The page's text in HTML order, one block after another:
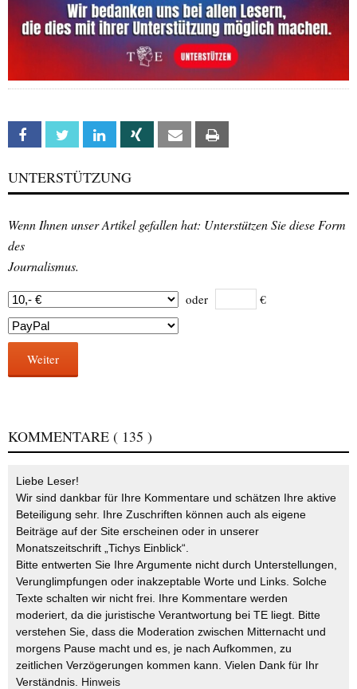
Facebook Twitter Linkedin Xing Email
UNTERSTÜTZUNG
Wenn Ihnen unser Artikel gefallen hat: Unterstützen Sie diese Form
des
Journalismus.
oder €
Weiter
KOMMENTARE ( 135 )
Liebe Leser!
Wir sind dankbar für Ihre Kommentare und schätzen Ihre aktive
Beteiligung sehr. Ihre Zuschriften können auch als eigene
Beiträge auf der Site erscheinen oder in unserer
Monatszeitschrift „Tichys Einblick“.
Bitte entwerten Sie Ihre Argumente nicht durch Unterstellungen,
Verunglimpfungen oder inakzeptable Worte und Links. Solche
Texte schalten wir nicht frei. Ihre Kommentare werden
moderiert, da die juristische Verantwortung bei TE liegt. Bitte
verstehen Sie, dass die Moderation zwischen Mitternacht und
morgens Pause macht und es, je nach Aufkommen, zu
zeitlichen Verzögerungen kommen kann. Vielen Dank für Ihr
Verständnis. Hinweis